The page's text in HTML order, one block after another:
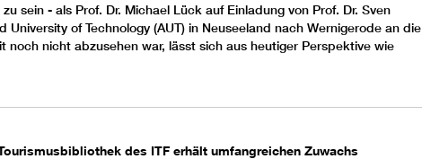
sein - als Prof. Dr. Michael Lück auf Einladung von Prof. Dr. Sven
of Technology (AUT) in Neuseeland nach Wernigerode an die
noch nicht abzusehen war, lässt sich aus heutiger Perspektive wie
des ITF erhält umfangreichen Zuwachs